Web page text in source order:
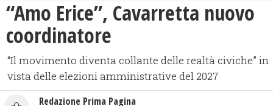
​“Amo Erice”, Cavarretta nuovo
coordinatore
“Il movimento diventa collante delle realtà civiche” in
vista delle elezioni amministrative del 2027
Redazione Prima Pagina